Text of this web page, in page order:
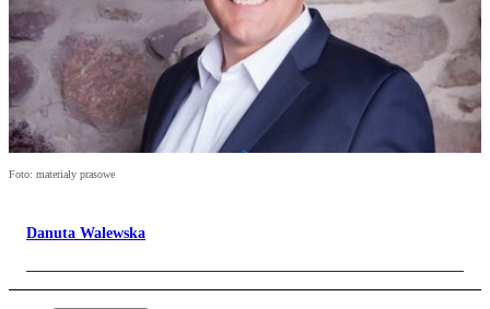
Foto: materiały prasowe
Danuta Walewska